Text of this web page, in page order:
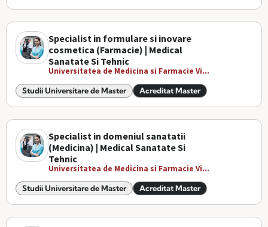
Specialist in formulare si inovare
cosmetica (Farmacie) | Medical
Sanatate Si Tehnic
Universitatea de Medicina si Farmacie Vi...
Studii Universitare de Master Acreditat Master
Specialist in domeniul sanatatii
(Medicina) | Medical Sanatate Si
Tehnic
Universitatea de Medicina si Farmacie Vi...
Studii Universitare de Master Acreditat Master